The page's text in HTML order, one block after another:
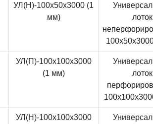
УЛ(Н)-100x50x3000 (1
мм)
лоток
УЛ(П)-100x100x3000
(1 мм)
лоток
УЛ(Н)-100x100x3000